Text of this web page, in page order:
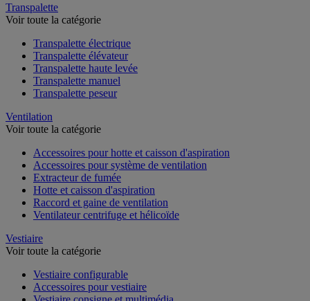
Transpalette
Voir toute la catégorie
Transpalette électrique
Transpalette élévateur
Transpalette haute levée
Transpalette manuel
Transpalette peseur
Ventilation
Voir toute la catégorie
Accessoires pour hotte et caisson d'aspiration
Accessoires pour système de ventilation
Extracteur de fumée
Hotte et caisson d'aspiration
Raccord et gaine de ventilation
Ventilateur centrifuge et hélicoïde
Vestiaire
Voir toute la catégorie
Vestiaire configurable
Accessoires pour vestiaire